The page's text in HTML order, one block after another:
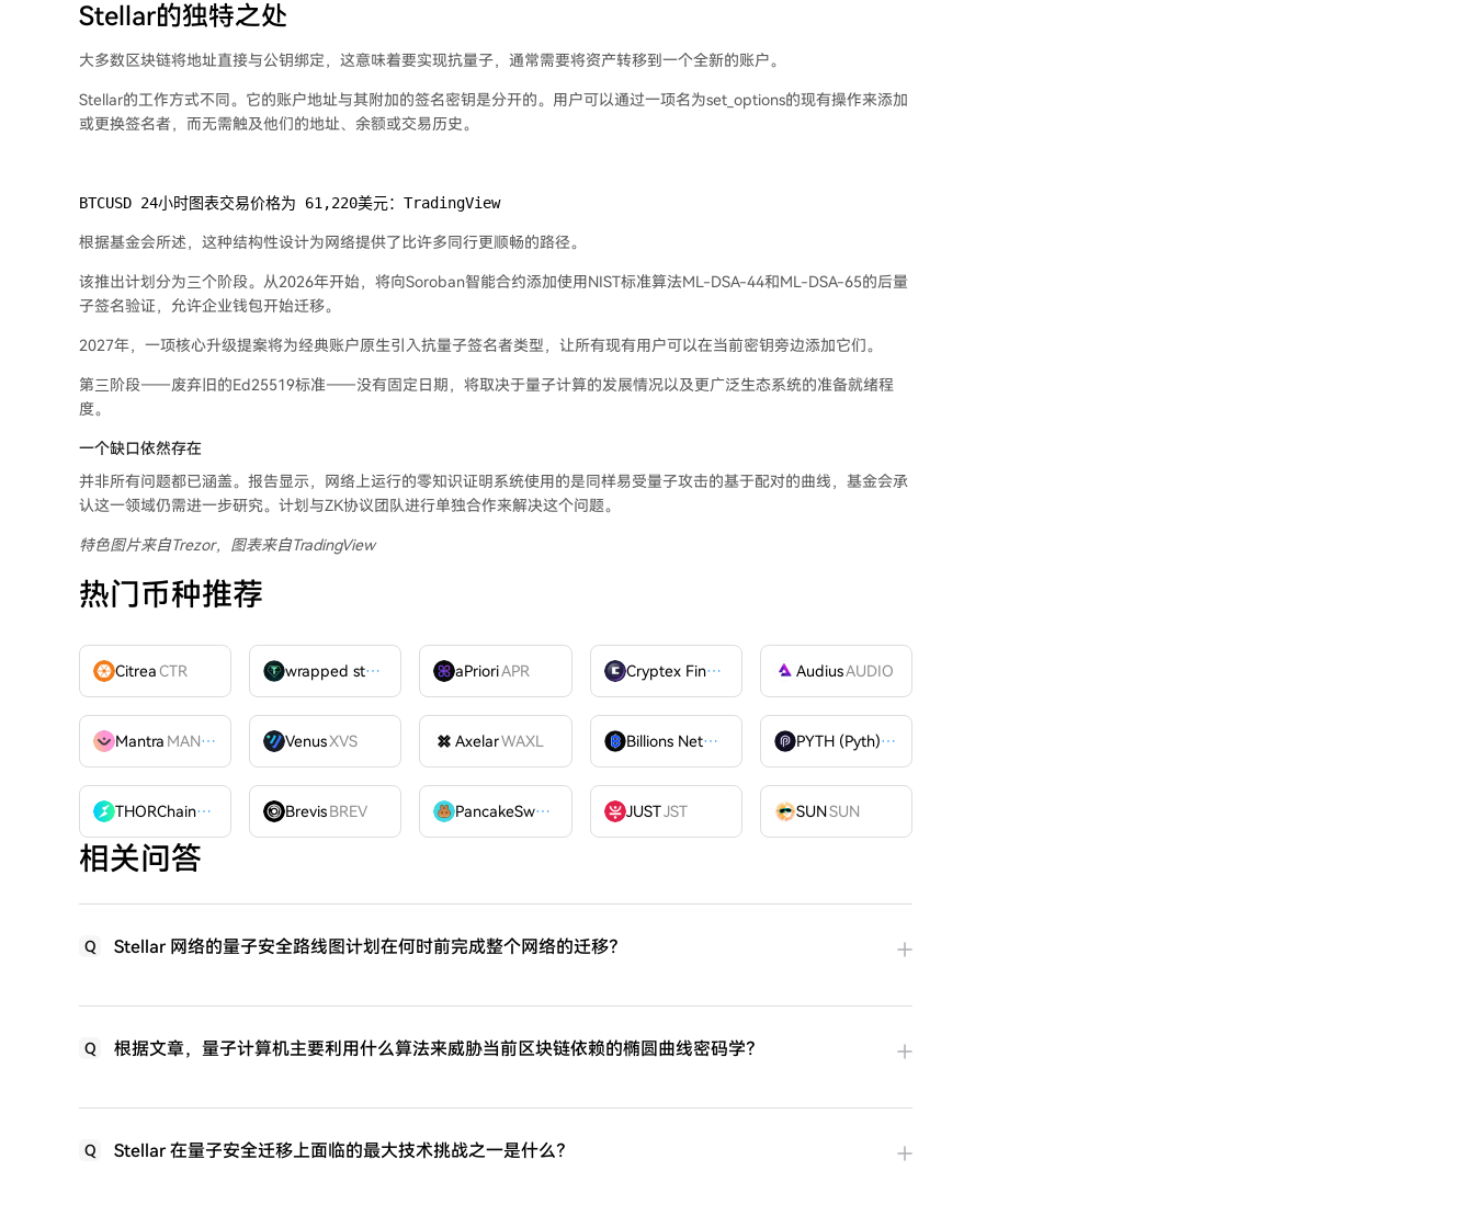
Stellar的独特之处
大多数区块链将地址直接与公钥绑定，这意味着要实现抗量子，通常需要将资产转移到一个全新的账户。
Stellar的工作方式不同。它的账户地址与其附加的签名密钥是分开的。用户可以通过一项名为set_options的现有操作来添加
或更换签名者，而无需触及他们的地址、余额或交易历史。
BTCUSD 24小时图表交易价格为 61,220美元：TradingView
根据基金会所述，这种结构性设计为网络提供了比许多同行更顺畅的路径。
该推出计划分为三个阶段。从2026年开始，将向Soroban智能合约添加使用NIST标准算法ML-DSA-44和ML-DSA-65的后量
子签名验证，允许企业钱包开始迁移。
2027年，一项核心升级提案将为经典账户原生引入抗量子签名者类型，让所有现有用户可以在当前密钥旁边添加它们。
第三阶段——废弃旧的Ed25519标准——没有固定日期，将取决于量子计算的发展情况以及更广泛生态系统的准备就绪程
度。
一个缺口依然存在
并非所有问题都已涵盖。报告显示，网络上运行的零知识证明系统使用的是同样易受量子攻击的基于配对的曲线，基金会承
认这一领域仍需进一步研究。计划与ZK协议团队进行单独合作来解决这个问题。
特色图片来自Trezor，图表来自TradingView
热门币种推荐
CitreaCTR wrapped stUSDT WSTUSDTaPrioriAPR Cryptex Finance AudiusAUDIO
Mantra MANTRA VenusXVS AxelarWAXL Billions Network PYTH (Pyth)
PYTH
THORChain
RUNE BrevisBREV PancakeSwap JUSTJST SUNSUN
相关问答
Q Stellar 网络的量子安全路线图计划在何时前完成整个网络的迁移？
Q 根据文章，量子计算机主要利用什么算法来威胁当前区块链依赖的椭圆曲线密码学？
Q Stellar 在量子安全迁移上面临的最大技术挑战之一是什么？